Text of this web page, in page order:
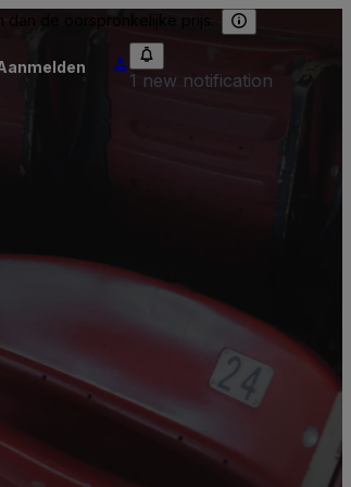
de oorspronkelijke prijs.
1 new notification